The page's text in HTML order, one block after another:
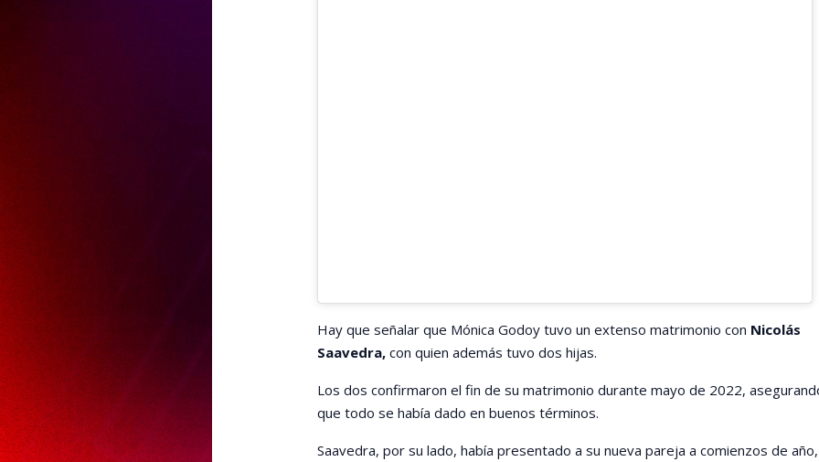
Hay que señalar que Mónica Godoy tuvo un extenso matrimonio con Nicolás
Saavedra,con quien además tuvo dos hijas.
Los dos confirmaron el fin de su matrimonio durante mayo de 2022,
que todo se había dado en buenos términos.
Saavedra, por su lado, había presentado a su nueva pareja a comienzos de año,